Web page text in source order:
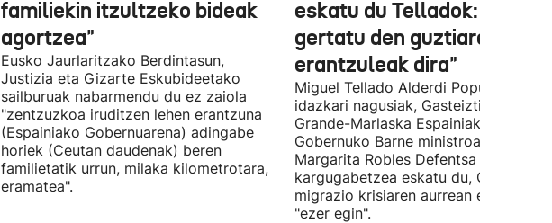
familiekin itzultzeko bideak
agortzea"
Eusko Jaurlaritzako Berdintasun,
Justizia eta Gizarte Eskubideetako
sailburuak nabarmendu du ez zaiola
"zentzuzkoa iruditzen lehen erantzuna
(Espainiako Gobernuarena) adingabe
horiek (Ceutan daudenak) beren
familietatik urrun, milaka kilometrotara,
eramatea".
eskatu du Telladok:
gertatu den guztiaren
erantzuleak dira"
Miguel Tellado Alderdi Popularraren
idazkari nagusiak, Gasteiztik,
Grande-Marlaska Espainiako
Gobernuko Barne ministroa eta
Margarita Robles Defentsa ministroa
kargugabetzea eskatu du, Ceutako
migrazio krisiaren aurrean ez
"ezer egin".